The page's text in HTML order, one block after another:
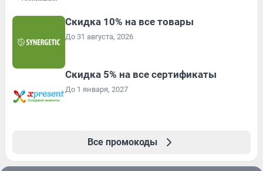
Скидка 10% на все товары
До 31 августа, 2026
Скидка 5% на все сертификаты
До 1 января, 2027
Все промокоды